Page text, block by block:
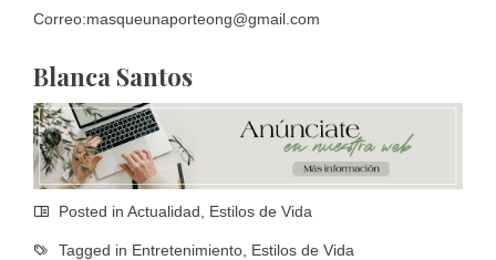
Correo:masqueunaporteong@gmail.com
Blanca Santos
Posted in Actualidad Estilos de Vida
Tagged in Entretenimiento Estilos de Vida